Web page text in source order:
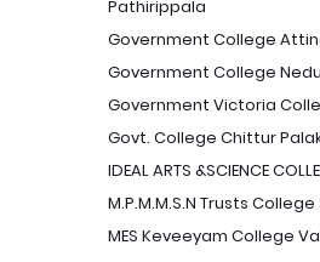
Pathirippala
Government College
Government College
Government Victoria
Govt. College Chittur
IDEAL ARTS &SCIENCE
M.P.M.M.S.N Trusts College
MES Keveeyam College